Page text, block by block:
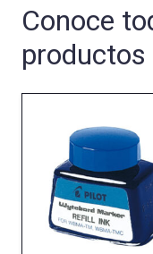
Conoce
productos